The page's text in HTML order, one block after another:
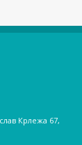
Крлежа 67,